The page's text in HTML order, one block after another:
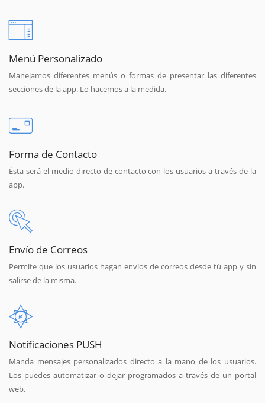
Menú Personalizado
Manejamos diferentes menús o formas de presentar las diferentes
secciones de la app. Lo hacemos a la medida.
Forma de Contacto
Ésta será el medio directo de contacto con los usuarios a través de la
app.
Envío de Correos
Permite que los usuarios hagan envíos de correos desde tú app y sin
salirse de la misma.
Notificaciones PUSH
Manda mensajes personalizados directo a la mano de los usuarios.
Los puedes automatizar o dejar programados a través de un portal
web.